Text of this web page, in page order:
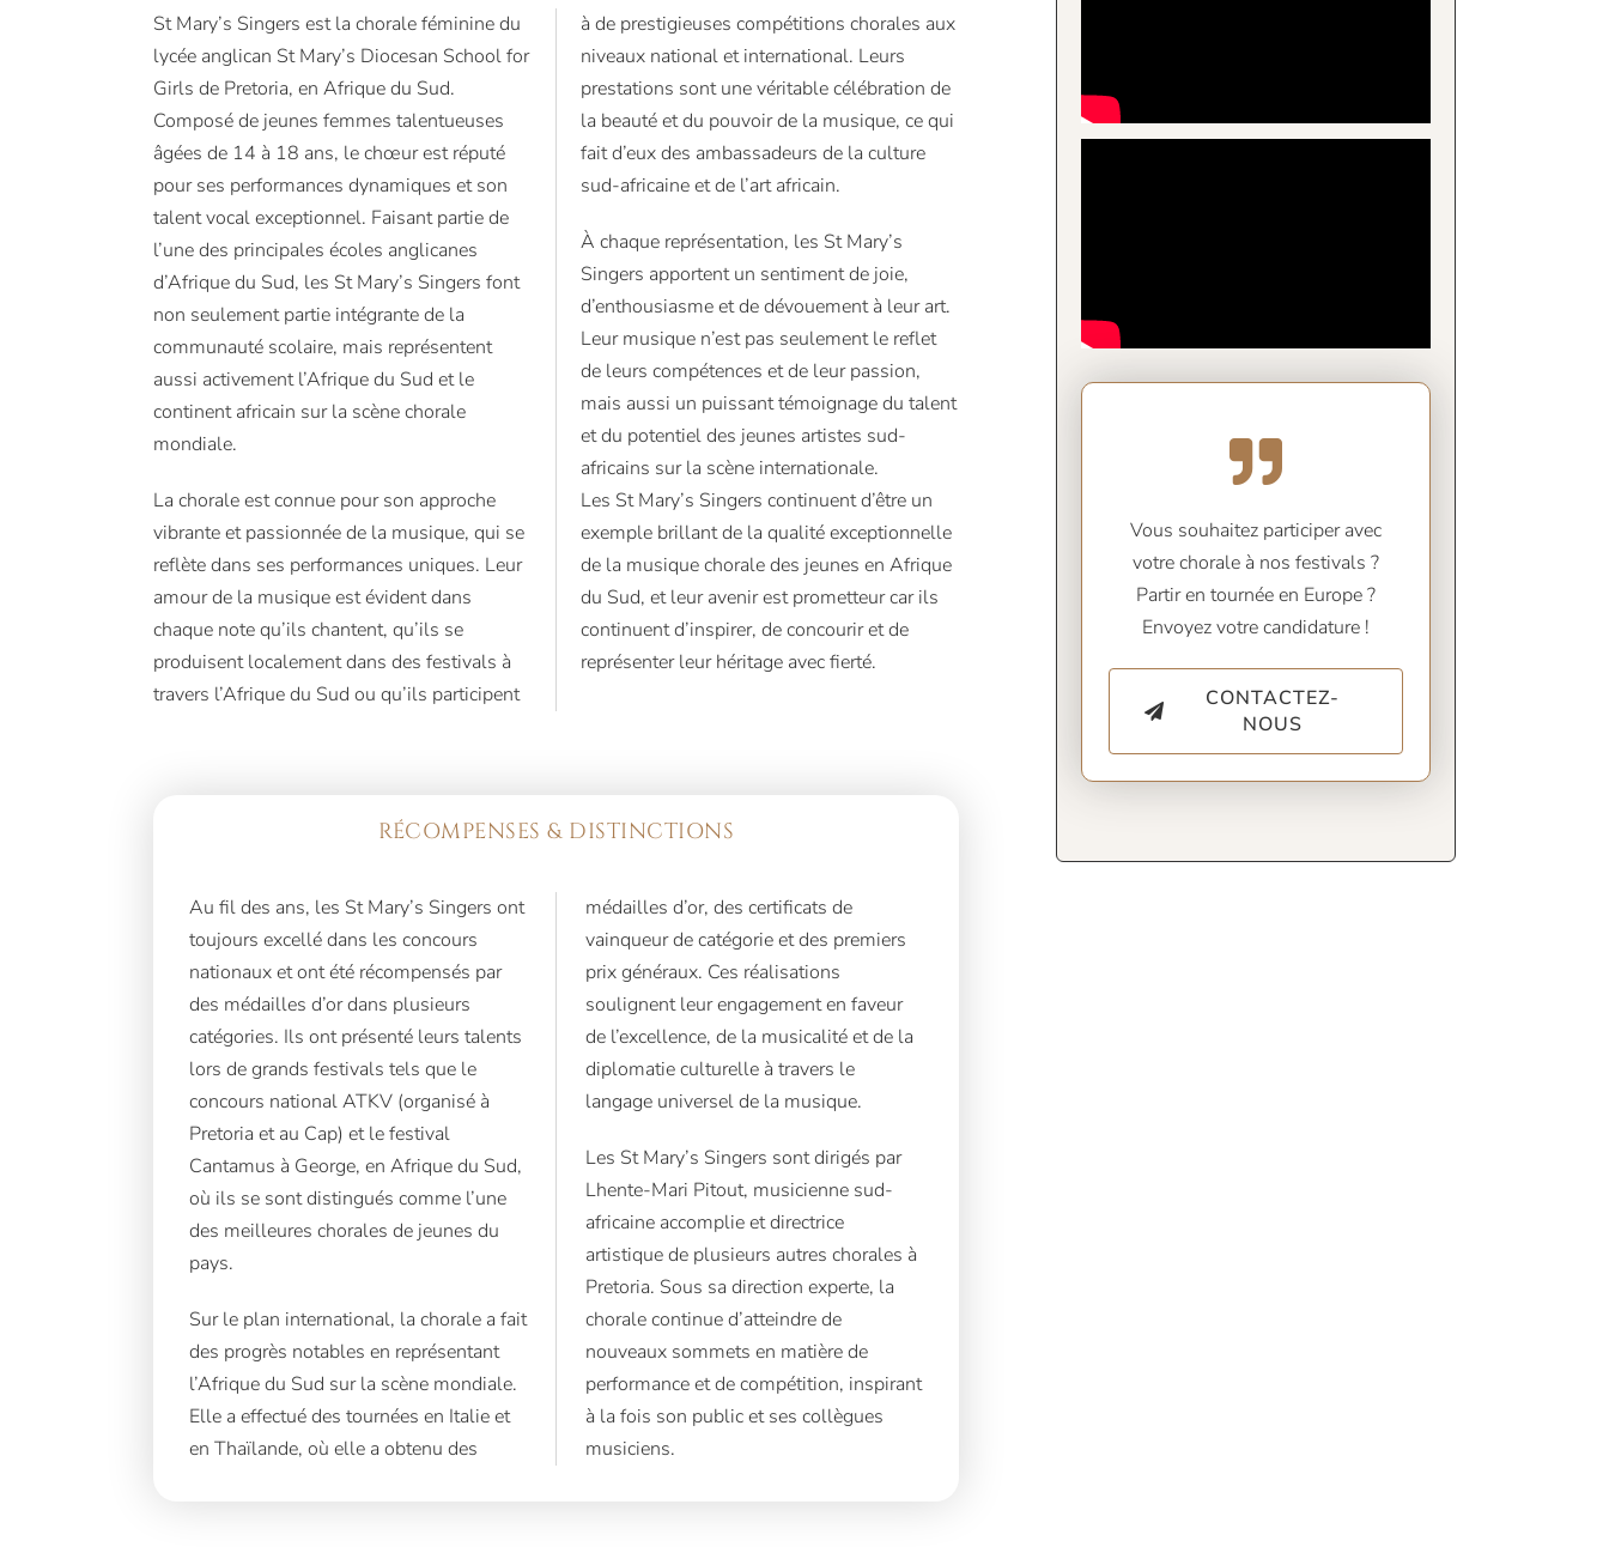
St Mary’s Singers est la chorale féminine du
lycée anglican St Mary’s Diocesan School for
Girls de Pretoria, en Afrique du Sud.
Composé de jeunes femmes talentueuses
âgées de 14 à 18 ans, le chœur est réputé
pour ses performances dynamiques et son
talent vocal exceptionnel. Faisant partie de
l’une des principales écoles anglicanes
d’Afrique du Sud, les St Mary’s Singers font
non seulement partie intégrante de la
communauté scolaire, mais représentent
aussi activement l’Afrique du Sud et le
continent africain sur la scène chorale
mondiale.
La chorale est connue pour son approche
vibrante et passionnée de la musique, qui se
reflète dans ses performances uniques. Leur
amour de la musique est évident dans
chaque note qu’ils chantent, qu’ils se
produisent localement dans des festivals à
travers l’Afrique du Sud ou qu’ils participent
à de prestigieuses compétitions chorales aux
niveaux national et international. Leurs
prestations sont une véritable célébration de
la beauté et du pouvoir de la musique, ce qui
fait d’eux des ambassadeurs de la culture
sud-africaine et de l’art africain.
À chaque représentation, les St Mary’s
Singers apportent un sentiment de joie,
d’enthousiasme et de dévouement à leur art.
Leur musique n’est pas seulement le reflet
de leurs compétences et de leur passion,
mais aussi un puissant témoignage du talent
et du potentiel des jeunes artistes sud-
africains sur la scène internationale.
Les St Mary’s Singers continuent d’être un
exemple brillant de la qualité exceptionnelle
de la musique chorale des jeunes en Afrique
du Sud, et leur avenir est prometteur car ils
continuent d’inspirer, de concourir et de
représenter leur héritage avec fierté.
RÉCOMPENSES & DISTINCTIONS
Au fil des ans, les St Mary’s Singers ont
toujours excellé dans les concours
nationaux et ont été récompensés par
des médailles d’or dans plusieurs
catégories. Ils ont présenté leurs talents
lors de grands festivals tels que le
concours national ATKV (organisé à
Pretoria et au Cap) et le festival
Cantamus à George, en Afrique du Sud,
où ils se sont distingués comme l’une
des meilleures chorales de jeunes du
pays.
Sur le plan international, la chorale a fait
des progrès notables en représentant
l’Afrique du Sud sur la scène mondiale.
Elle a effectué des tournées en Italie et
en Thaïlande, où elle a obtenu des
médailles d’or, des certificats de
vainqueur de catégorie et des premiers
prix généraux. Ces réalisations
soulignent leur engagement en faveur
de l’excellence, de la musicalité et de la
diplomatie culturelle à travers le
langage universel de la musique.
Les St Mary’s Singers sont dirigés par
Lhente-Mari Pitout, musicienne sud-
africaine accomplie et directrice
artistique de plusieurs autres chorales à
Pretoria. Sous sa direction experte, la
chorale continue d’atteindre de
nouveaux sommets en matière de
performance et de compétition, inspirant
à la fois son public et ses collègues
musiciens.
Vous souhaitez participer avec
votre chorale à nos festivals ?
Partir en tournée en Europe ?
Envoyez votre candidature !
CONTACTEZ-
NOUS